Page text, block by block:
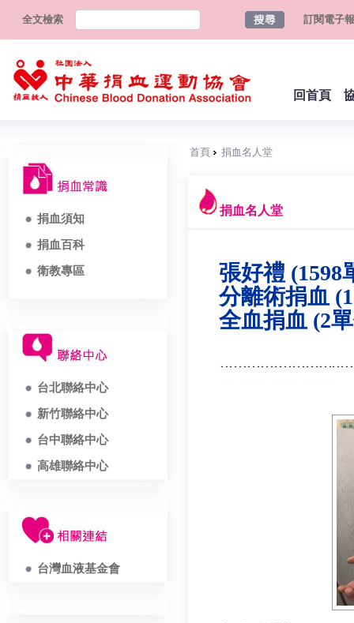
全文檢索 訂閱電子報
回首頁
捐血須知
捐血百科
衛教專區
台北聯絡中心
新竹聯絡中心
台中聯絡中心
高雄聯絡中心
台灣血液基金會
首頁 捐血名人堂
捐血名人堂
張好禮 (1598
分離術捐血
全血捐血 (2